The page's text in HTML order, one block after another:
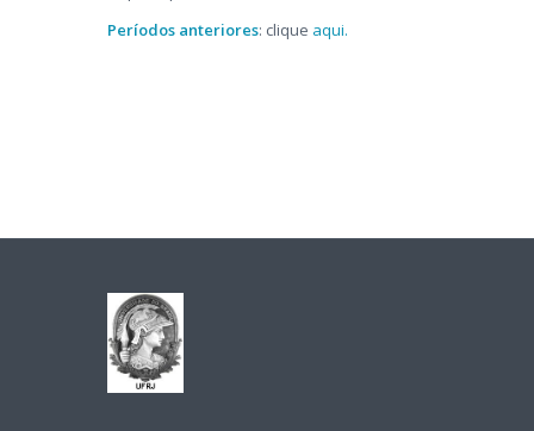
Períodos anteriores: clique aqui.